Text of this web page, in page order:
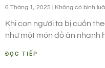
6 Tháng 1, 2025 Không có bình
Khi con người ta bị cuốn
như một món đồ ăn nhanh
ĐỌC TIẾP